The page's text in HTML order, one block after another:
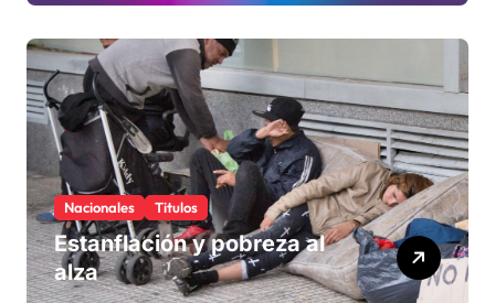
Nacionales Titulos
Estanflación y pobreza al
alza